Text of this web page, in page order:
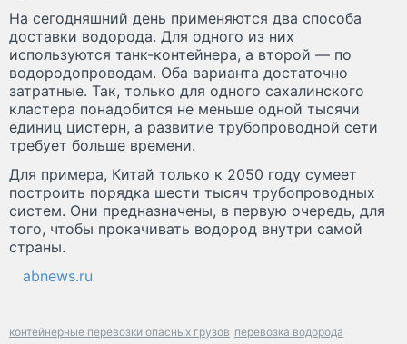
На сегодняшний день применяются два способа
доставки водорода. Для одного из них
используются танк-контейнера, а второй — по
водородопроводам. Оба варианта достаточно
затратные. Так, только для одного сахалинского
кластера понадобится не меньше одной тысячи
единиц цистерн, а развитие трубопроводной сети
требует больше времени.
Для примера, Китай только к 2050 году сумеет
построить порядка шести тысяч трубопроводных
систем. Они предназначены, в первую очередь, для
того, чтобы прокачивать водород внутри самой
страны.
abnews.ru
контейнерные перевозки опасных грузов перевозка водорода